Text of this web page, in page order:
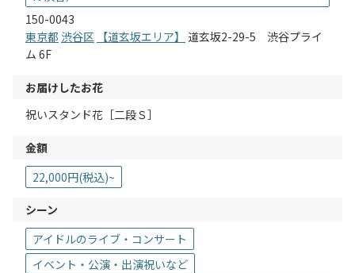
150-0043
東京都 渋谷区 【道玄坂エリア】
道玄坂2-29-5 渋谷プライ
ム 6F
お届けしたお花
祝いスタンド花［二段Ｓ］
金額
22,000円(税込)~
シーン
アイドルのライブ・コンサート
イベント・公演・出演祝いなど